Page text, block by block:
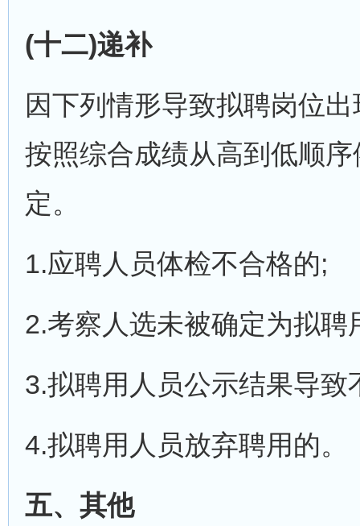
(十二)递补
因下列情形导致拟聘岗位
按照综合成绩从高到低顺
定。
1.应聘人员体检不合格的;
2.考察人选未被确定为拟聘
3.拟聘用人员公示结果导致
4.拟聘用人员放弃聘用的。
五、其他